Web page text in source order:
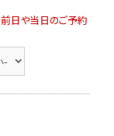
前日や当日のご予約